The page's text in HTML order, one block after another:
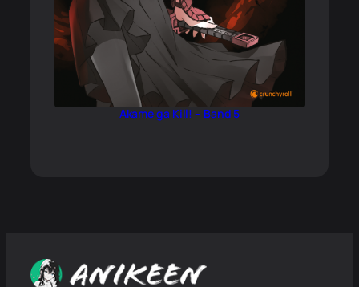
Akame ga Kill! – Band 5